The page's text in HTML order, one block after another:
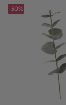
-50%